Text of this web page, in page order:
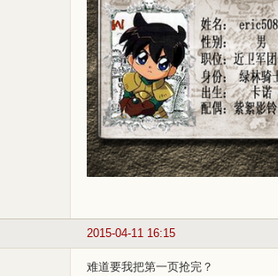
2015-04-11 16:15
难道要我把第一页抢完？